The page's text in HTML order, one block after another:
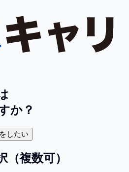
か？
したい
（複数可）